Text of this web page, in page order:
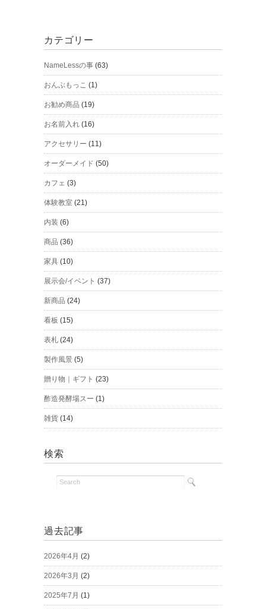
カテゴリー
NameLessの事 (63)
おんぶもっこ (1)
お勧め商品 (19)
お名前入れ (16)
アクセサリー (11)
オーダーメイド (50)
カフェ (3)
体験教室 (21)
内装 (6)
商品 (36)
家具 (10)
展示会/イベント (37)
新商品 (24)
看板 (15)
表札 (24)
製作風景 (5)
贈り物｜ギフト (23)
酢造発酵場スー (1)
雑貨 (14)
検索
過去記事
2026年4月 (2)
2026年3月 (2)
2025年7月 (1)